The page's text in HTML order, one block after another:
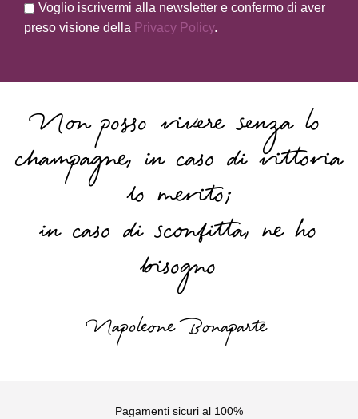
Voglio iscrivermi alla newsletter e confermo di aver
preso visione della Privacy Policy.
Non posso vivere senza lo
champagne, in caso di vittoria
lo merito;
in caso di sconfitta, ne ho
bisogno
Napoleone Bonaparte
Pagamenti sicuri al 100%